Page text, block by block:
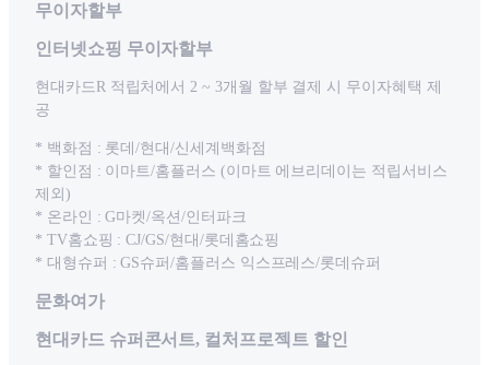
무이자할부
인터넷쇼핑 무이자할부
현대카드R 적립처에서 2 ~ 3개월 할부 결제 시 무이자혜택 제
공
* 백화점 : 롯데/현대/신세계백화점
* 할인점 : 이마트/홈플러스 (이마트 에브리데이는 적립서비스
제외)
* 온라인 : G마켓/옥션/인터파크
* TV홈쇼핑 : CJ/GS/현대/롯데홈쇼핑
* 대형슈퍼 : GS슈퍼/홈플러스 익스프레스/롯데슈퍼
문화여가
현대카드 슈퍼콘서트, 컬처프로젝트 할인